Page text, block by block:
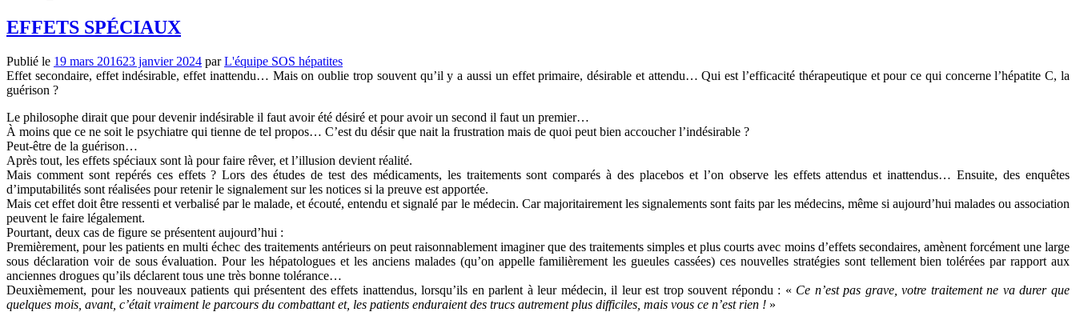
EFFETS SPÉCIAUX
Publié le 19 mars 201623 janvier 2024 parL'équipe SOS hépatites
Effet secondaire, effet indésirable, effet inattendu… Mais on oublie trop souvent qu’il y a aussi un effet primaire, désirable et attendu… Qui est l’efficacité thérapeutique et pour ce qui concerne l’hépatite C, la
guérison ?
Le philosophe dirait que pour devenir indésirable il faut avoir été désiré et pour avoir un second il faut un premier…
À moins que ce ne soit le psychiatre qui tienne de tel propos… C’est du désir que nait la frustration mais de quoi peut bien accoucher l’indésirable ?
Peut-être de la guérison…
Après tout, les effets spéciaux sont là pour faire rêver, et l’illusion devient réalité.
Mais comment sont repérés ces effets ? Lors des études de test des médicaments, les traitements sont comparés à des placebos et l’on observe les effets attendus et inattendus… Ensuite, des enquêtes
d’imputabilités sont réalisées pour retenir le signalement sur les notices si la preuve est apportée.
Mais cet effet doit être ressenti et verbalisé par le malade, et écouté, entendu et signalé par le médecin. Car majoritairement les signalements sont faits par les médecins, même si aujourd’hui malades ou association
peuvent le faire légalement.
Pourtant, deux cas de figure se présentent aujourd’hui :
Premièrement, pour les patients en multi échec des traitements antérieurs on peut raisonnablement imaginer que des traitements simples et plus courts avec moins d’effets secondaires, amènent forcément une large
sous déclaration voir de sous évaluation. Pour les hépatologues et les anciens malades (qu’on appelle familièrement les gueules cassées) ces nouvelles stratégies sont tellement bien tolérées par rapport aux
anciennes drogues qu’ils déclarent tous une très bonne tolérance…
Deuxièmement, pour les nouveaux patients qui présentent des effets inattendus, lorsqu’ils en parlent à leur médecin, il leur est trop souvent répondu : « Ce n’est pas grave, votre traitement ne va durer que
quelques mois, avant, c’était vraiment le parcours du combattant et, les patients enduraient des trucs autrement plus difficiles, mais vous ce n’est rien ! »